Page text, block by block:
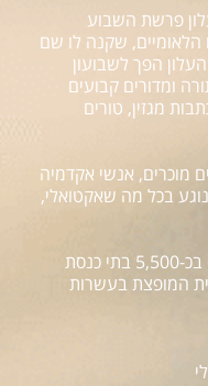
הוקם עלון פרשת השבוע
שקנה לו שם
הפך לשבועון
ומדורים קבועים
מגזין, טורים
מוכרים, אנשי אקדמיה
נוגע בכל מה שאקטואלי,
השבועון מופץ בעשרות אלפי עותקים בכ-5,500 בתי כנסת
המופצת בעשרות